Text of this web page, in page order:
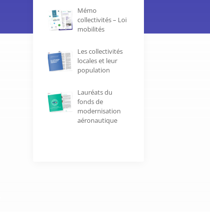
Mémo
collectivités – Loi
mobilités
Les collectivités
locales et leur
population
Lauréats du
fonds de
modernisation
aéronautique